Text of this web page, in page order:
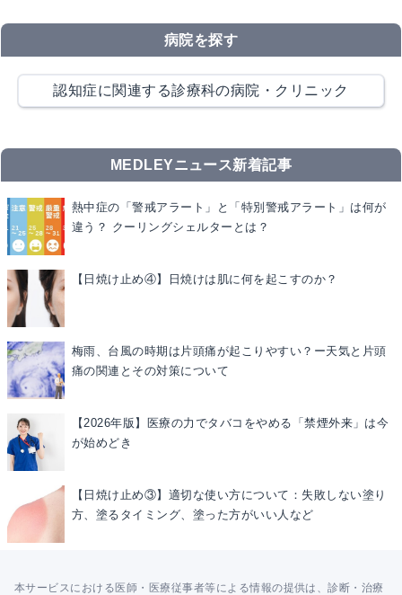
病院を探す
認知症に関連する診療科の病院・クリニック
MEDLEYニュース新着記事
熱中症の「警戒アラート」と「特別警戒アラート」は何が
違う？ クーリングシェルターとは？
【日焼け止め④】日焼けは肌に何を起こすのか？
梅雨、台風の時期は片頭痛が起こりやすい？ー天気と片頭
痛の関連とその対策について
【2026年版】医療の力でタバコをやめる「禁煙外来」は今
が始めどき
【日焼け止め③】適切な使い方について：失敗しない塗り
方、塗るタイミング、塗った方がいい人など
本サービスにおける医師・医療従事者等による情報の提供は、診断・治療